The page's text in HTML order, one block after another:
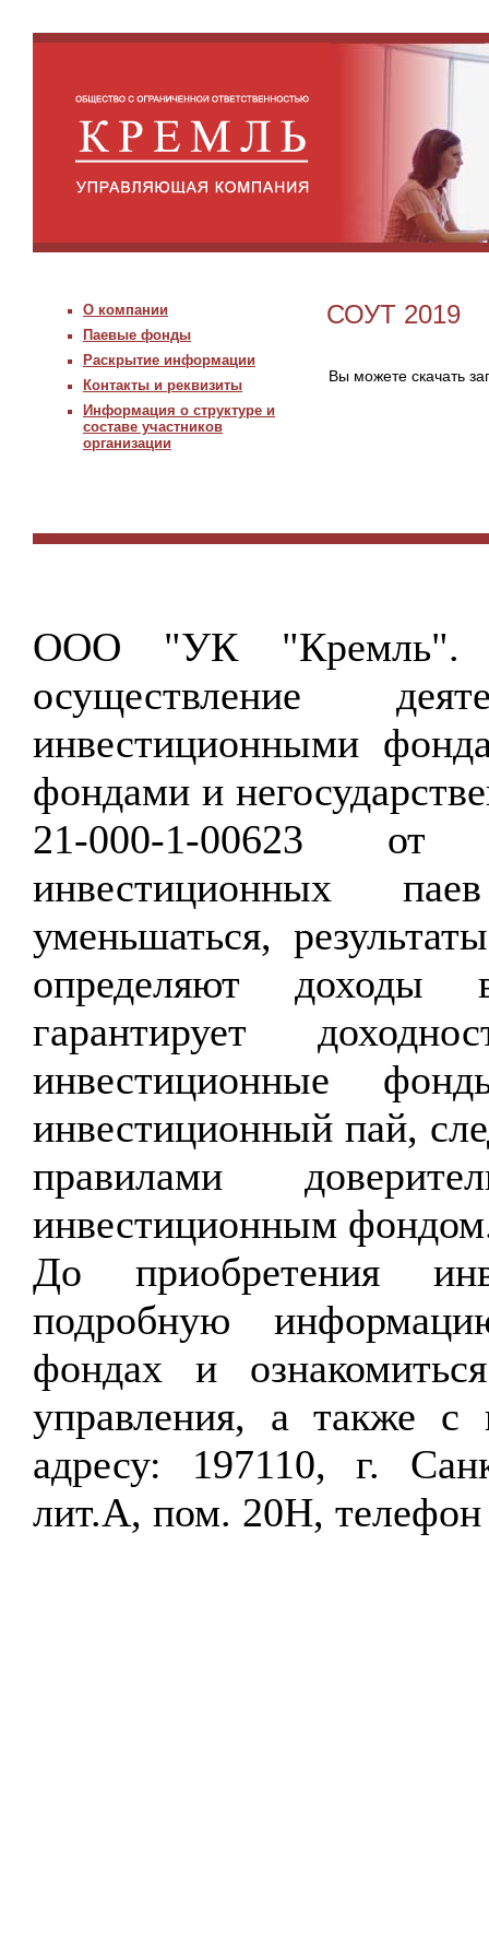
О компании
Паевые фонды
Раскрытие информации
Контакты и реквизиты
Информация о структуре и
составе участников
организации
СОУТ 2019
Вы можете скачать
ООО "УК "Кремль".
осуществление
инвестиционными
фондами и
21-000-1-00623
инвестиционных
уменьшаться,
определяют доходы
гарантирует
инвестиционные
инвестиционный пай,
правилами
инвестиционным
До приобретения
подробную
фондах и
управления, а также
адресу: 197110, г.
лит.А, пом. 20Н,